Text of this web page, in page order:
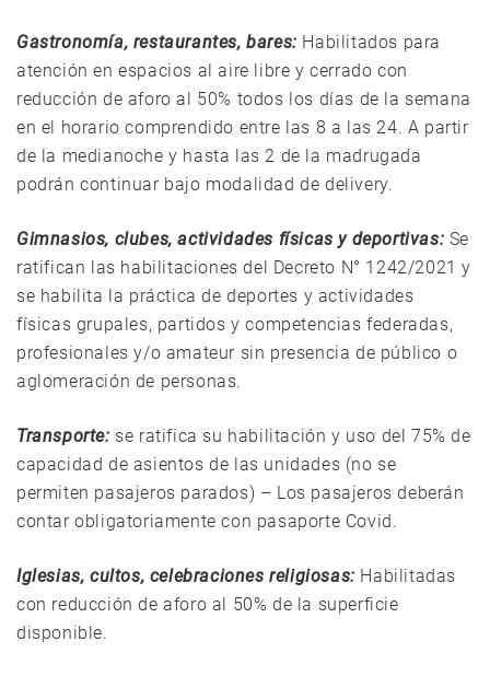
Gastronomía, restaurantes, bares: Habilitados para
atención en espacios al aire libre y cerrado con
reducción de aforo al 50% todos los días de la semana
en el horario comprendido entre las 8 a las 24. A partir
de la medianoche y hasta las 2 de la madrugada
podrán continuar bajo modalidad de delivery.
Gimnasios, clubes, actividades físicas y deportivas: Se
ratifican las habilitaciones del Decreto N° 1242/2021 y
se habilita la práctica de deportes y actividades
físicas grupales, partidos y competencias federadas,
profesionales y/o amateur sin presencia de público o
aglomeración de personas.
Transporte: se ratifica su habilitación y uso del 75% de
capacidad de asientos de las unidades (no se
permiten pasajeros parados) – Los pasajeros deberán
contar obligatoriamente con pasaporte Covid.
Iglesias, cultos, celebraciones religiosas: Habilitadas
con reducción de aforo al 50% de la superficie
disponible.